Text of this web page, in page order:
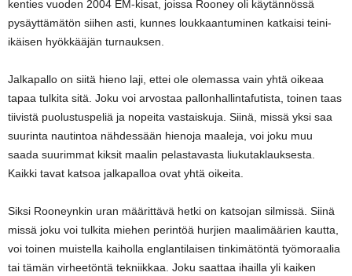
kenties vuoden 2004 EM-kisat, joissa Rooney oli käytännössä
pysäyttämätön siihen asti, kunnes loukkaantuminen katkaisi teini-
ikäisen hyökkääjän turnauksen.
Jalkapallo on siitä hieno laji, ettei ole olemassa vain yhtä oikeaa
tapaa tulkita sitä. Joku voi arvostaa pallonhallintafutista, toinen taas
tiivistä puolustuspeliä ja nopeita vastaiskuja. Siinä, missä yksi saa
suurinta nautintoa nähdessään hienoja maaleja, voi joku muu
saada suurimmat kiksit maalin pelastavasta liukutaklauksesta.
Kaikki tavat katsoa jalkapalloa ovat yhtä oikeita.
Siksi Rooneynkin uran määrittävä hetki on katsojan silmissä. Siinä
missä joku voi tulkita miehen perintöä hurjien maalimäärien kautta,
voi toinen muistella kaiholla englantilaisen tinkimätöntä työmoraalia
tai tämän virheetöntä tekniikkaa. Joku saattaa ihailla yli kaiken